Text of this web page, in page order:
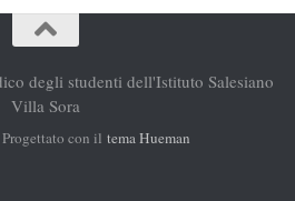
degli studenti dell'Istituto Salesiano
Villa Sora
Progettato con iltema Hueman